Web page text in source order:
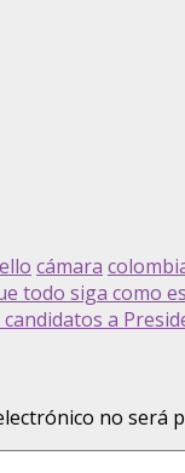
cámara
todo siga como
candidatos a
no será